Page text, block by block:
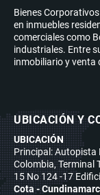
Bienes
en inmuebles
comerciales como
industriales. Entre
inmobiliario y venta
UBICACIÓN Y
UBICACIÓN
Principal: Autopista
Colombia, Terminal
15 No 124 -17
Cota -